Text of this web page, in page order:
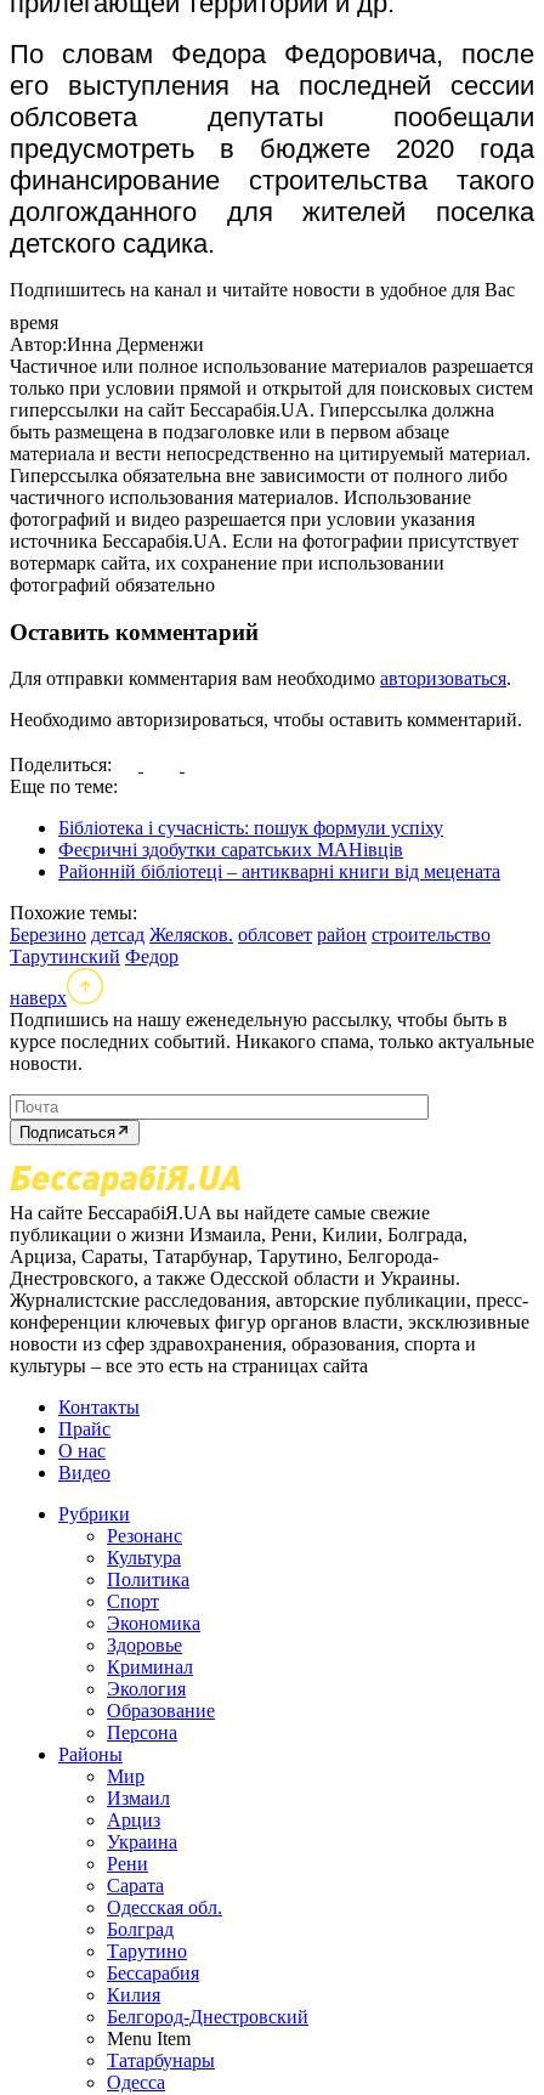
По словам Федора Федоровича, после
его выступления на последней сессии
облсовета депутаты пообещали
предусмотреть в бюджете 2020 года
финансирование строительства такого
долгожданного для жителей поселка
детского садика.
Подпишитесь на канал и читайте новости в удобное для Вас
время
Автор:Инна Дерменжи
Частичное или полное использование материалов разрешается
только при условии прямой и открытой для поисковых систем
гиперссылки на сайт Бессарабія.UA. Гиперссылка должна
быть размещена в подзаголовке или в первом абзаце
материала и вести непосредственно на цитируемый материал.
Гиперссылка обязательна вне зависимости от полного либо
частичного использования материалов. Использование
фотографий и видео разрешается при условии указания
источника Бессарабія.UA. Если на фотографии присутствует
вотермарк сайта, их сохранение при использовании
фотографий обязательно
Оставить комментарий
Для отправки комментария вам необходимо авторизоваться.
Необходимо авторизироваться, чтобы оставить комментарий.
Поделиться:
Еще по теме:
Бібліотека і сучасність: пошук формули успіху
Феєричні здобутки саратських МАНівців
Районній бібліотеці – антикварні книги від мецената
Похожие темы:
Березино детсад Желясков. облсовет район строительство
Тарутинский Федор
наверх
Подпишись на нашу еженедельную рассылку, чтобы быть в
курсе последних событий. Никакого спама, только актуальные
новости.
Подписаться
На сайте БессарабіЯ.UA вы найдете самые свежие
публикации о жизни Измаила, Рени, Килии, Болграда,
Арциза, Сараты, Татарбунар, Тарутино, Белгорода-
Днестровского, а также Одесской области и Украины.
Журналистские расследования, авторские публикации, пресс-
конференции ключевых фигур органов власти, эксклюзивные
новости из сфер здравохранения, образования, спорта и
культуры – все это есть на страницах сайта
Контакты
Прайс
О нас
Видео
Рубрики
Резонанс
Культура
Политика
Спорт
Экономика
Здоровье
Криминал
Экология
Образование
Персона
Районы
Мир
Измаил
Арциз
Украина
Рени
Сарата
Одесская обл.
Болград
Тарутино
Бессарабия
Килия
Белгород-Днестровский
Menu Item
Татарбунары
Одесса